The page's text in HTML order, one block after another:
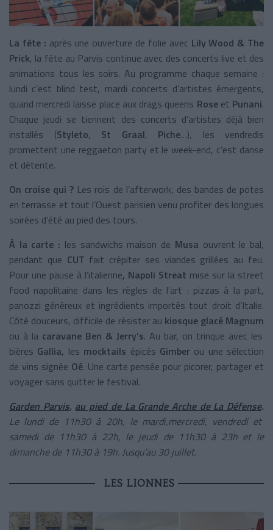
La fête : après une ouverture de folie avec Lily Wood & The
Prick, la fête au Parvis continue avec des concerts live et des
animations tous les soirs. Au programme chaque semaine :
lundi c’est blind test, mardi concerts d’artistes émergents,
quand mercredi laisse place aux drags queens Rose et Punani.
Chaque jeudi se tiennent des concerts d’artistes déjà bien
installés (Styleto, St Graal, Piche…), les vendredis
promettent une reggaeton party et le week-end, c’est danse
et détente.
On croise qui ? Les rois de l’afterwork, des bandes de potes
en terrasse et tout l’Ouest parisien venu profiter des longues
soirées d’été au pied des tours.
À la carte : les sandwichs maison de Musa ouvrent le bal,
pendant que CUT fait crépiter ses viandes grillées au feu.
Pour une pause à l’italienne, Napoli Streat mise sur la street
food napolitaine dans les règles de l’art : pizzas à la part,
panozzi généreux et ingrédients importés tout droit d’Italie.
Côté douceurs, difficile de résister au kiosque glacé Magnum
ou à la caravane Ben & Jerry’s. Au bar, on trinque avec les
bières Gallia, les mocktails épicés Gimberou une sélection
de vins signée Oé. Une carte pensée pour picorer, partager et
voyager sans quitter le festival.
Garden Parvis, au pied de La Grande Arche de La Défense.
Le lundi de 11h30 à 20h, le mardi,mercredi, vendredi et
samedi de 11h30 à 22h, le jeudi de 11h30 à 23h et le
dimanche de 11h30 à 19h. Jusqu’au 30 juillet.
LES LIONNES